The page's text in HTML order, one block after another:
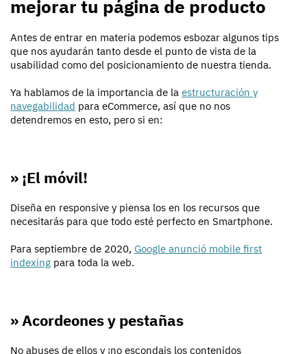
mejorar tu página de producto
Antes de entrar en materia podemos esbozar algunos tips
que nos ayudarán tanto desde el punto de vista de la
usabilidad como del posicionamiento de nuestra tienda.
Ya hablamos de la importancia de la estructuración y
navegabilidad para eCommerce, así que no nos
detendremos en esto, pero si en:
» ¡El móvil!
Diseña en responsive y piensa los en los recursos que
necesitarás para que todo esté perfecto en Smartphone.
Para septiembre de 2020, Google anunció mobile first
indexing para toda la web.
» Acordeones y pestañas
No abuses de ellos y ¡no escondais los contenidos